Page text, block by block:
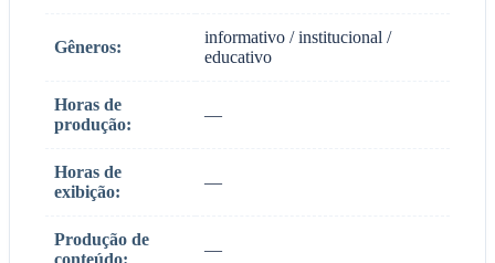
Gêneros:
informativo / institucional /
educativo
Horas de
produção:
—
Horas de
exibição:
—
Produção de
conteúdo:
—